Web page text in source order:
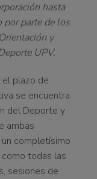
hasta
por parte de los
y
UPV.
el plazo de
se encuentra
del Deporte y
ambas
completísimo
todas las
sesiones de